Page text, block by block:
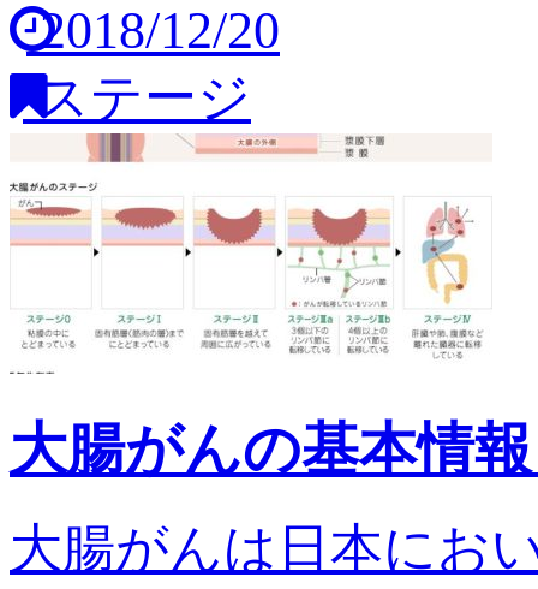
2018/12/20
ステージ
大腸がんの基本情
大腸がんは日本にお